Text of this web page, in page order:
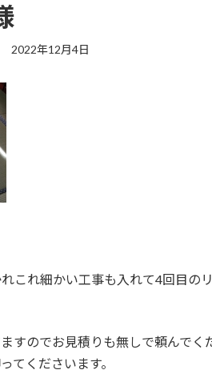
最
2022年12月4日
これ細かい工事も入れて4回目
すのでお見積りも無しで頼んで
てくださいます。